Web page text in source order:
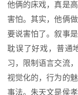
他俩的床戏，真是
害怕。其实，他俩
要说害怕了。叙事
耽误了好戏，普通
习，限制语言交流
视觉化的，行为的
事法。朱天文是侯